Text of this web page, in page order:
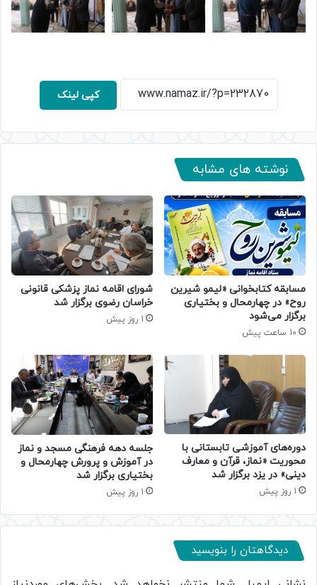
کپی لینک
نوشته های مشابه
مسابقه کتابخوانی «لیمو شیرین
روح» در چهارمحال و بختیاری
برگزار می‌شود
10 ساعت پیش
شورای اقامه نماز پزشکی قانونی
خراسان رضوی برگزار شد
1 روز پیش
دوره‌های آموزشی تابستانی با
محوریت «نماز، قرآن و معارف
دینی» در یزد برگزار شد
1 روز پیش
جلسه دهه فرهنگی مسجد و نماز
در آموزش و پرورش چهارمحال و
بختیاری برگزار شد
1 روز پیش
دیدگاهتان را بنویسید